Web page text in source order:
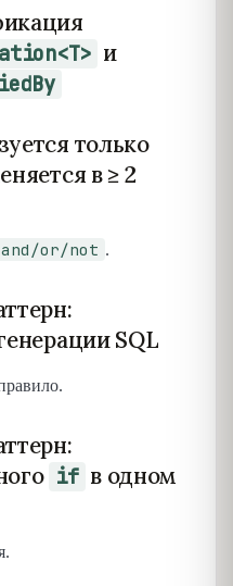
и
только
в ≥ 2
and/or/not .
SQL
if в одном